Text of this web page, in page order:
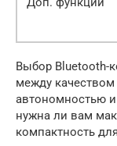
Выбор Bluetooth-
между качеством
автономностью
нужна ли вам
компактность